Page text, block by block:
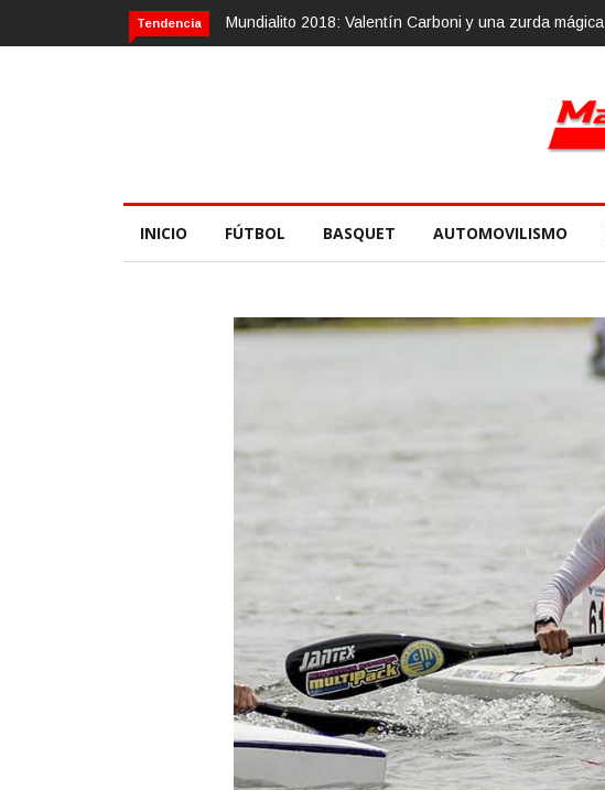
Tendencia Mundialito 2018: Valentín Carboni y una zurda mágica
INICIO FÚTBOL BASQUET AUTOMOVILISMO